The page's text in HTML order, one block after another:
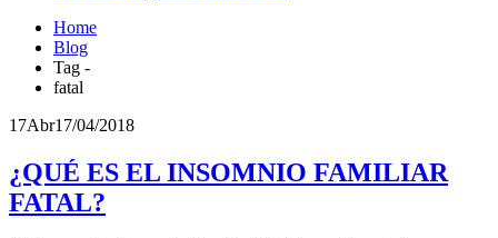
Home
Blog
Tag -
fatal
17Abr17/04/2018
¿QUÉ ES EL INSOMNIO FAMILIAR
FATAL?